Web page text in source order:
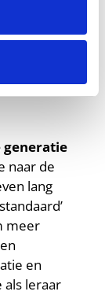
van
het
hierin een
generatie
naar de
lang
meer
en
leraar